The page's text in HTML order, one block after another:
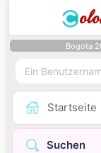
Bogota
Startseite
Suchen